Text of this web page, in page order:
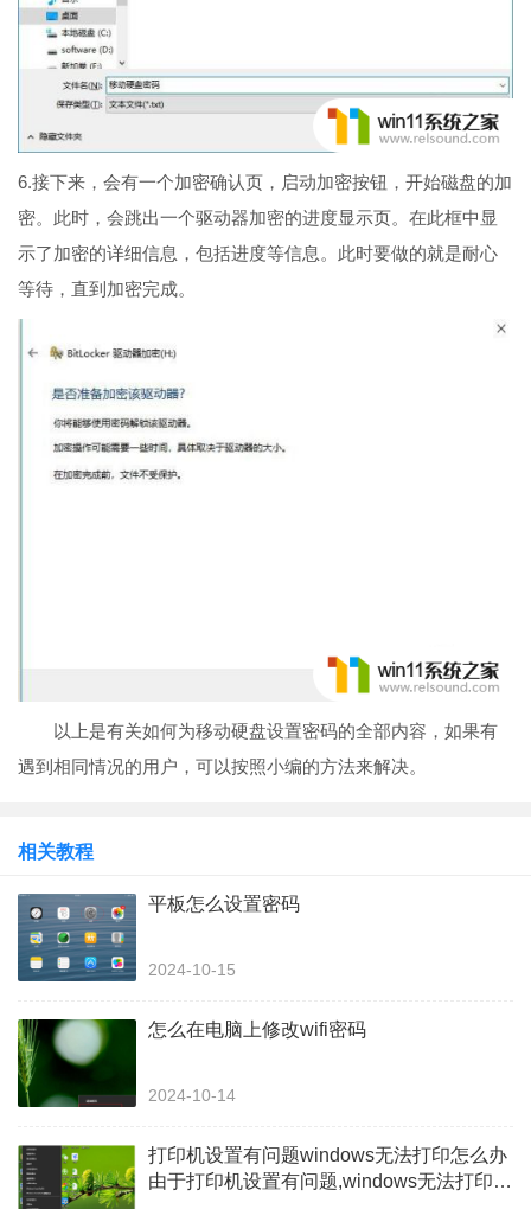
6.接下来，会有一个加密确认页，启动加密按钮，开始磁盘的加
密。此时，会跳出一个驱动器加密的进度显示页。在此框中显
示了加密的详细信息，包括进度等信息。此时要做的就是耐心
等待，直到加密完成。
以上是有关如何为移动硬盘设置密码的全部内容，如果有
遇到相同情况的用户，可以按照小编的方法来解决。
相关教程
平板怎么设置密码
2024-10-15
怎么在电脑上修改wifi密码
2024-10-14
打印机设置有问题windows无法打印怎么办
由于打印机设置有问题,windows无法打印如